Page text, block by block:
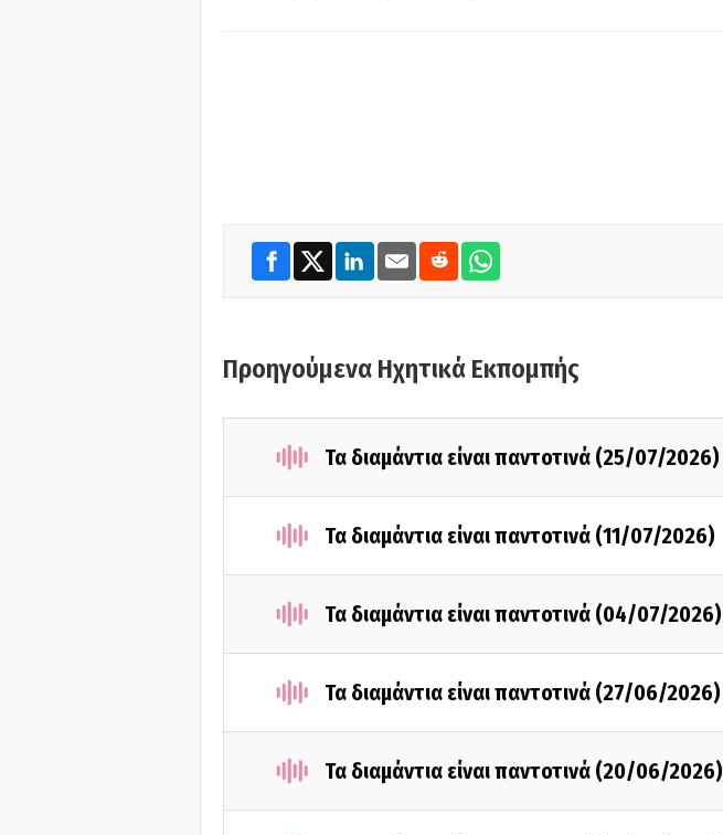
Προηγούμενα Ηχητικά Εκπομπής
Τα διαμάντια είναι παντοτινά (25/07/2026)
Τα διαμάντια είναι παντοτινά (11/07/2026)
Τα διαμάντια είναι παντοτινά (04/07/2026)
Τα διαμάντια είναι παντοτινά (27/06/2026)
Τα διαμάντια είναι παντοτινά (20/06/2026)